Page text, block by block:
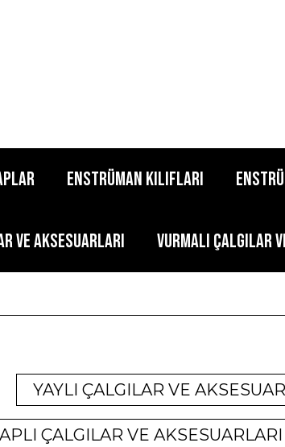
ENSTRÜMAN KILIFLARI
VE AKSESUARLARI VURMALI ÇALGILAR
YAYLI ÇALGILAR VE
ÇALGILAR VE AKSESUARLARI